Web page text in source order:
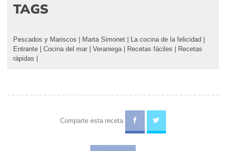
TAGS
Pescados y Mariscos Marta Simonet La cocina de la felicidad
Entrante
Cocina del mar Veraniega| Recetas fáciles
Recetas
rápidas
Comparte esta receta